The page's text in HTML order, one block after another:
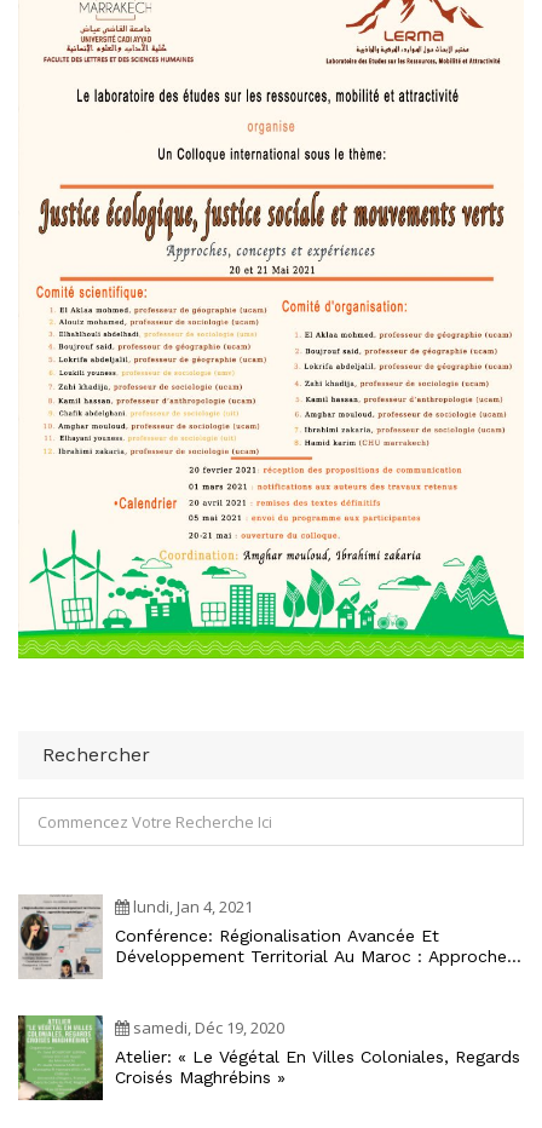
Rechercher
lundi, Jan 4, 2021
Conférence: Régionalisation Avancée Et
Développement Territorial Au Maroc : Approche
samedi, Déc 19, 2020
Atelier: « Le Végétal En Villes Coloniales, Regards
Croisés Maghrébins »